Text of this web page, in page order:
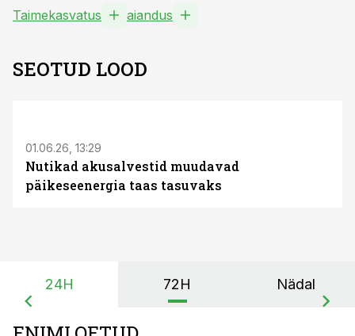
Taimekasvatus aiandus
SEOTUD LOOD
01.06.26, 13:29
Nutikad akusalvestid muudavad
päikeseenergia taas tasuvaks
24H 72H Nädal